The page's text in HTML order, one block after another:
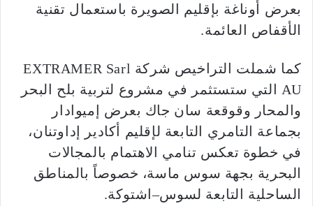
بعرض أوناغة بإقليم الصويرة باستعمال تقنية
الأقفاص العائمة.
كما شملت التراخيص شركة EXTRAMER Sarl
AU التي ستستثمر في مشروع لتربية بلح البحر
والمحار وقوقعة سان جاك بعرض إميوادار
بجماعة التامري التابعة لإقليم أكادير إداوتنان،
في خطوة تعكس تنامي الاهتمام بالمجالات
البحرية بجهة سوس ماسة، خصوصاً بالمناطق
الساحلية التابعة لسوس–اشتوكة.